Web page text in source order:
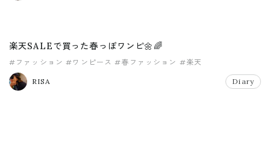
楽天SALEで買った春っぽワンピ🌼🌈
#ファッション #ワンピース #春ファッション #楽天
RISA Diary